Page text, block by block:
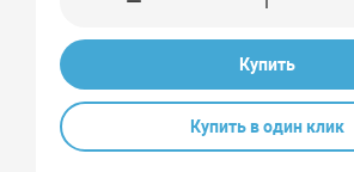
Купить
Купить в один клик